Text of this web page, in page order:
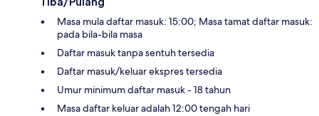
Masa mula daftar masuk: 15:00; Masa tamat daftar masuk:
pada bila-bila masa
Daftar masuk tanpa sentuh tersedia
Daftar masuk/keluar ekspres tersedia
Umur minimum daftar masuk - 18 tahun
Masa daftar keluar adalah 12:00 tengah hari